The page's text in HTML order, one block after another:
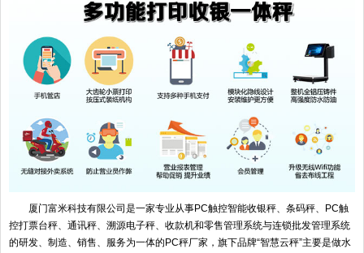
厦门富米科技有限公司是一家专业从事PC触控智能收银秤、条码秤、PC触
控打票台秤、通讯秤、溯源电子秤、收款机和零售管理系统与连锁批发管理系统
的研发、制造、销售、服务为一体的PC秤厂家，旗下品牌“智慧云秤”主要是做水